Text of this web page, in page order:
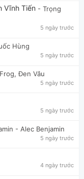
Vĩnh Tiến - Trọng
5 ngày trước
Hùng
5 ngày trước
Đen Vâu
5 ngày trước
5 ngày trước
- Alec Benjamin
5 ngày trước
4 ngày trước